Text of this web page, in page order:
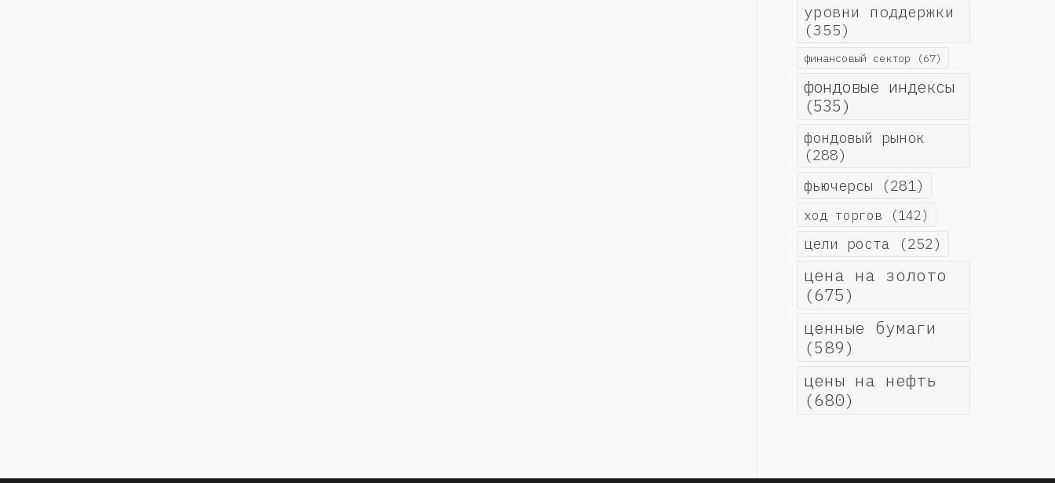
уровни поддержки
(355)
финансовый сектор (67)
фондовые индексы
(535)
фондовый рынок
(288)
фьючерсы (281)
ход торгов (142)
цели роста (252)
цена на золото
(675)
ценные бумаги
(589)
цены на нефть
(680)